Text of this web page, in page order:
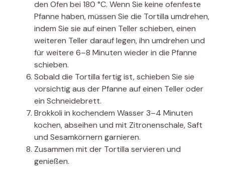
den Ofen bei 180 °C. Wenn Sie keine ofenfeste
Pfanne haben, müssen Sie die Tortilla umdrehen,
indem Sie sie auf einen Teller schieben, einen
weiteren Teller darauf legen, ihn umdrehen und
für weitere 6–8 Minuten wieder in die Pfanne
schieben.
Sobald die Tortilla fertig ist, schieben Sie sie
vorsichtig aus der Pfanne auf einen Teller oder
ein Schneidebrett.
Brokkoli in kochendem Wasser 3–4 Minuten
kochen, abseihen und mit Zitronenschale, Saft
und Sesamkörnern garnieren.
Zusammen mit der Tortilla servieren und
genießen.